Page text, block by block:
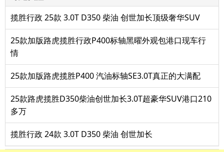
揽胜行政 25款 3.0T D350 柴油 创世加长顶级奢华SUV
25款加版路虎揽胜行政P400标轴黑曜外观包港口现车行
情
25款加版路虎揽胜P400 汽油标轴SE3.0T真正的大满配
25款路虎揽胜D350柴油创世加长3.0T超豪华SUV港口210
多万
揽胜行政 24款 3.0T D350 柴油 创世加长